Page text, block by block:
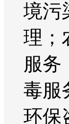
境污
理；
服务
毒服
环保